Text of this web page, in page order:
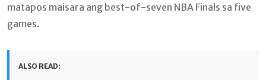
matapos maisara ang best-of-seven NBA Finals sa five
games.
ALSO READ: